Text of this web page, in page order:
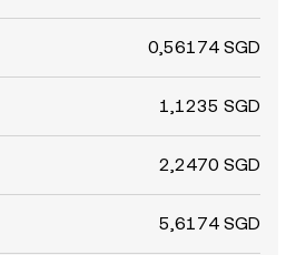
0,56174 SGD
1,1235 SGD
2,2470 SGD
5,6174 SGD